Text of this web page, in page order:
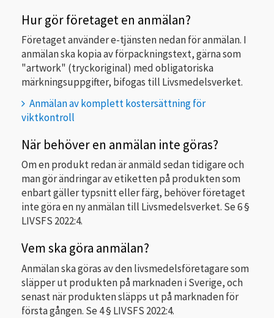
Hur gör företaget en anmälan?
Företaget använder e-tjänsten nedan för anmälan. I
anmälan ska kopia av förpackningstext, gärna som
"artwork" (tryckoriginal) med obligatoriska
märkningsuppgifter, bifogas till Livsmedelsverket.
Anmälan av komplett kostersättning för
viktkontroll
När behöver en anmälan inte göras?
Om en produkt redan är anmäld sedan tidigare och
man gör ändringar av etiketten på produkten som
enbart gäller typsnitt eller färg, behöver företaget
inte göra en ny anmälan till Livsmedelsverket. Se 6 §
LIVSFS 2022:4.
Vem ska göra anmälan?
Anmälan ska göras av den livsmedelsföretagare som
släpper ut produkten på marknaden i Sverige, och
senast när produkten släpps ut på marknaden för
första gången. Se 4 § LIVSFS 2022:4.